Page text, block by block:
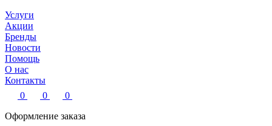
Услуги
Акции
Бренды
Новости
Помощь
О нас
Контакты
0
0
0
Оформление заказа